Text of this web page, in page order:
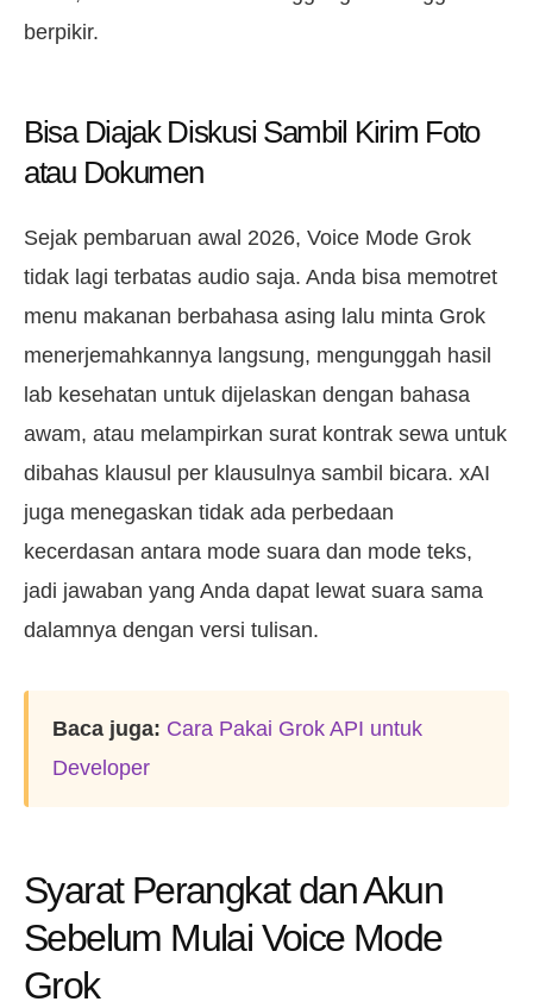
berpikir.
Bisa Diajak Diskusi Sambil Kirim Foto
atau Dokumen
Sejak pembaruan awal 2026, Voice Mode Grok
tidak lagi terbatas audio saja. Anda bisa memotret
menu makanan berbahasa asing lalu minta Grok
menerjemahkannya langsung, mengunggah hasil
lab kesehatan untuk dijelaskan dengan bahasa
awam, atau melampirkan surat kontrak sewa untuk
dibahas klausul per klausulnya sambil bicara. xAI
juga menegaskan tidak ada perbedaan
kecerdasan antara mode suara dan mode teks,
jadi jawaban yang Anda dapat lewat suara sama
dalamnya dengan versi tulisan.
Baca juga: Cara Pakai Grok API untuk
Developer
Syarat Perangkat dan Akun
Sebelum Mulai Voice Mode
Grok